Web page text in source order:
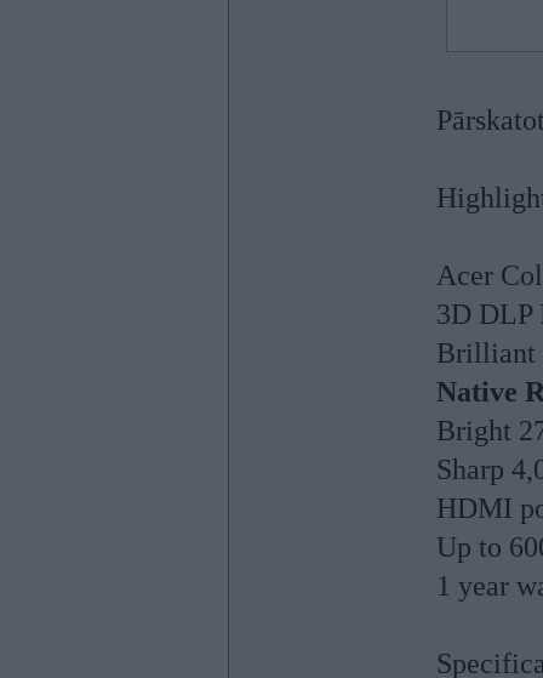
Acer
3D DLP
Brilliant
Native
Bright
Sharp
HDMI
Up to
1 year